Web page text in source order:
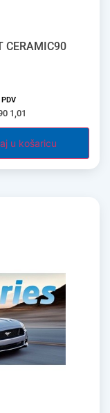
CERAMIC90
PDV
1,01
u košaricu